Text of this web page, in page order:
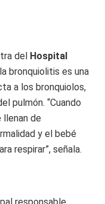
del
Hospital
bronquiolitis es una
a los bronquiolos,
pulmón. “Cuando
llenan de
y el bebé
respirar”, señala.